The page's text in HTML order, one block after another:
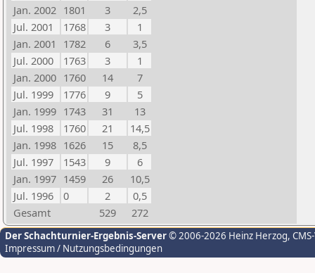
Jan. 2002 1801 3
2,5
Jul. 2001
1768 3
1
Jan. 2001
1782 6
3,5
Jul. 2000
1763 3
1
Jan. 2000 1760 14
7
Jul. 1999
1776 9
5
Jan. 1999 1743 31
13
Jul. 1998
1760 21
14,5
Jan. 1998 1626 15
8,5
Jul. 1997
1543 9
6
Jan. 1997 1459 26
10,5
Jul. 1996
0 2
0,5
Gesamt
529 272
Der Schachturnier-Ergebnis-Server© 2006-2026 Heinz Herzog,
Impressum / Nutzungsbedingungen